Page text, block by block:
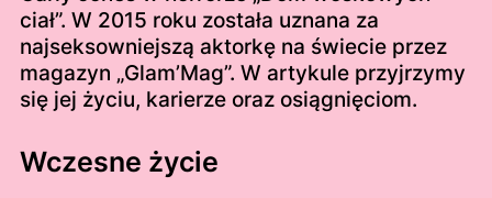
ciał”. W 2015 roku została uznana za
najseksowniejszą aktorkę na świecie przez
magazyn „Glam’Mag”. W artykule przyjrzymy
się jej życiu, karierze oraz osiągnięciom.
Wczesne życie